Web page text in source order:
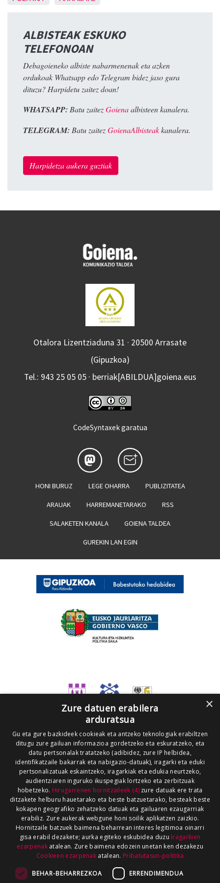
ALBISTEAK ESKUKO
TELEFONOAN
Debagoieneko albiste nabarmenenak eta azken
ordukoak Whatsapp edo Telegram bidez jaso gura
dituzu? Harpidetu zaitez doan!
WHATSAPP: Batu zaitezGoienaalbisteen kanalera.
TELEGRAM: Batu zaitezGoienaAlbisteakkanalera.
Harpidetza aukera guztiak
Otalora Lizentziaduna 31 · 20500 Arrasate
(Gipuzkoa)
Tel.: 943 25 05 05 · berriak[ABILDUA]goiena.eus
CodeSyntaxek garatua
HONI BURUZ LEGE OHARRA PUBLIZITATEA
ARAUAK HARREMANETARAKO RSS
SALAKETEN KANALA GOIENA TALDEA
GUREKIN LAN EGIN
×
Zure datuen erabilera
arduratsua
Gu eta gure bazkideek cookieak eta antzeko teknologiak erabiltzen
ditugu zure gailuan informazioa gordetzeko eta eskuratzeko, eta
datu pertsonalak tratatzeko (adibidez, zure IP helbidea,
identifikatzaile bakarrak eta nabigazio-datuak), iragarki eta eduki
pertsonalizatuak eskaintzeko, iragarkiak eta edukia neurtzeko,
audientziaren inguruko ikuspegiak lortzeko eta zerbitzuak
hobetzeko. Hirugarrenen hornitzaileek (4)zure datuak ere trata
ditzakete helburu hauetarako eta beste batzuetarako, besteak beste
kokapen geografiko zehatzeko datuak eta gailuaren ezaugarriak
erabiliz. Zure aukerak webgune honi soilik aplikatzen zaizkio.
Hornitzaile batzuek baimena beharrean interes legitimoa oinarri
gisa erabil dezakete; aurka egiteko eskubidea duzu Iragarkien
ezarpenakatalean. Zure baimena edozein unetan ken dezakezu
Cookieen ezarpenak atalean. Pribatutasun-politika
BEHAR-BEHARREZKOA ERRENDIMENDUA